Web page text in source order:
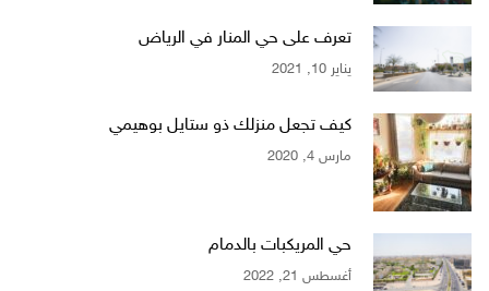
تعرف على حي المنار في الرياض
يناير 10, 2021
كيف تجعل منزلك ذو ستايل بوهيمي
مارس 4, 2020
حي المريكبات بالدمام
أغسطس 21, 2022